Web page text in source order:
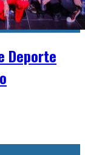
Deporte